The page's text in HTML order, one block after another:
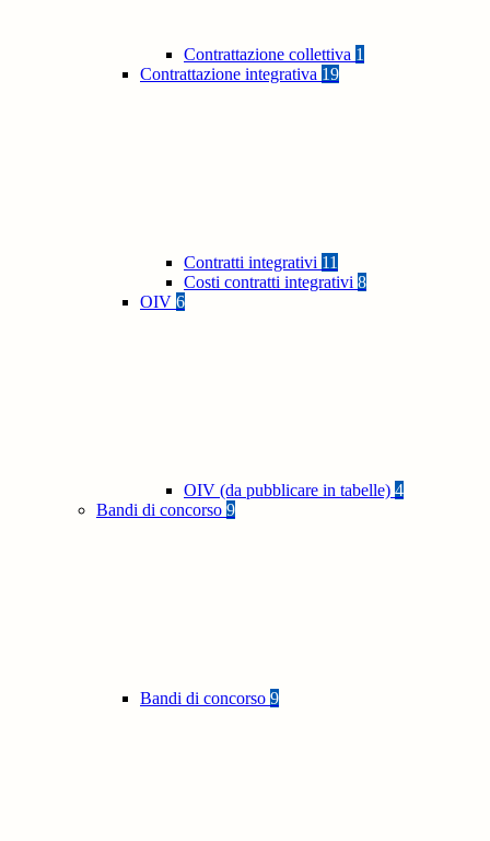
Contrattazione collettiva 1
Contrattazione integrativa 19
Contratti integrativi 11
Costi contratti integrativi 8
OIV 6
OIV (da pubblicare in tabelle) 4
Bandi di concorso 9
Bandi di concorso 9